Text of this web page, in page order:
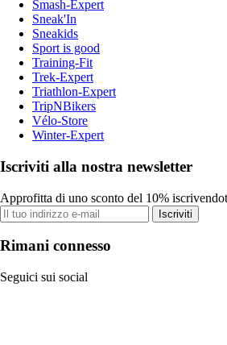
Smash-Expert
Sneak'In
Sneakids
Sport is good
Training-Fit
Trek-Expert
Triathlon-Expert
TripNBikers
Vélo-Store
Winter-Expert
Iscriviti alla nostra newsletter
Approfitta di uno sconto del 10%
Iscriviti
Rimani connesso
Seguici sui social